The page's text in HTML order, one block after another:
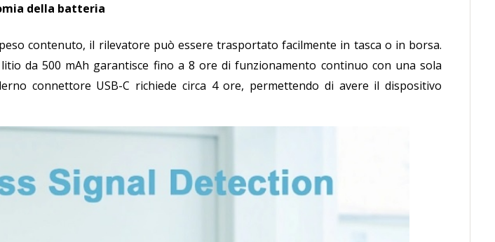
della batteria
contenuto, il rilevatore può essere trasportato facilmente in tasca o in borsa.
da 500 mAh garantisce fino a 8 ore di funzionamento continuo con una sola
connettore USB-C richiede circa 4 ore, permettendo di avere il dispositivo